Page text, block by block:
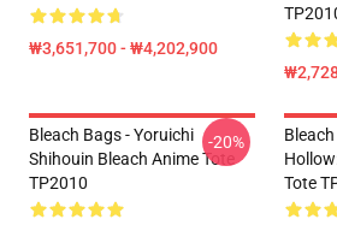
₩3,651,700 - ₩4,202,900
Bleach Bags - Yoruichi
Shihouin Bleach Anime Tote
TP2010
-20%
Tote